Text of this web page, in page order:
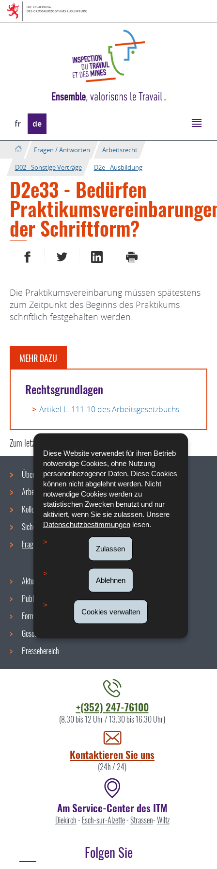
Diese Website verwendet für ihren Betrieb
notwendige Cookies, ohne Nutzung
personenbezogener Daten. Diese Cookies
können nicht abgelehnt werden. Nicht
notwendige Cookies werden zu
statistischen Zwecken benutzt und nur
aktiviert, wenn Sie sie zulassen. Unsere
Datenschutzbestimmungenlesen.
Zulassen
Ablehnen
Cookies verwalten
Zur
Navigation
Zum
Inhalt
Sprache
wechseln
fr de
Fragen / Antworten
Arbeitsrecht
D02 - Sonstige Verträge
D2e - Ausbildung
D2e33 - Bedürfen
der Schriftform?
AUF FACEBOOK TEILENAUF TWITTER TEILENAUF LINKEDIN TEILEN
DRUCKEN
Die Praktikumsvereinbarung müssen spätestens
zum Zeitpunkt des Beginns des Praktikums
schriftlich festgehalten werden.
MEHR DAZU
Rechtsgrundlagen
Artikel L. 111-10 des Arbeitsgesetzbuchs
Zum letzten Mal aktualisiert am
Navigationsmenü
Über uns
Arbeitsbedingungen
Kollektive Vereinbarungen
Sicherheit/Gesundheit am Arbeitsplatz
Fragen / Antworten
Aktuelles
Publikationen
Formulare
Gesetzgebung
Pressebereich
+(352) 247-76100
(8.30 bis 12 Uhr / 13.30 bis 16.30 Uhr)
Kontaktieren Sie uns
(24h / 24)
Am Service-Center des ITM
Diekirch- Esch-sur-Alzette-Strassen-Wiltz
Folgen Sie